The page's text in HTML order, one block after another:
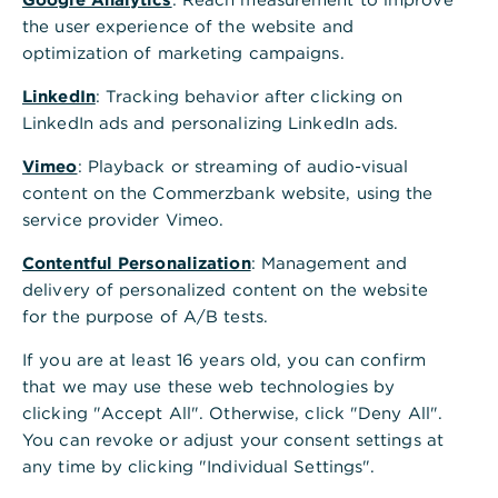
Wählen Sie anschließend mit einem Mausklick
die gewünschte Sprache aus.
Hinweis: Die ausgewählte Sprache wird
gespeichert und bei künftigen Anmeldungen
Weiterführende Informationen
Global Payment Plus ist in den folgenden
Sprachen verfügbar: Deutsch, Englisch,
Chinesisch, Französisch, Italienisch,
Niederländisch, Spanisch und Tschechisch.
the user experience of the website and
optimization of marketing campaigns.
LinkedIn: Tracking behavior after clicking on
LinkedIn ads and personalizing LinkedIn ads.
Vimeo: Playback or streaming of audio-visual
content on the Commerzbank website, using the
service provider Vimeo.
Contentful Personalization: Management and
delivery of personalized content on the website
for the purpose of A/B tests.
If you are at least 16 years old, you can confirm
that we may use these web technologies by
clicking "Accept All". Otherwise, click "Deny All".
You can revoke or adjust your consent settings at
any time by clicking "Individual Settings".